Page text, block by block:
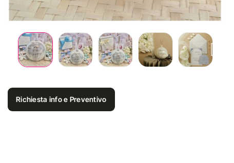
Richiesta info e Preventivo